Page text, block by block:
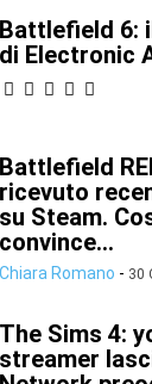
Battlefield 6:
di Electronic
Battlefield
ricevuto
su Steam.
convince...
Chiara Romano - 30
The Sims 4:
streamer